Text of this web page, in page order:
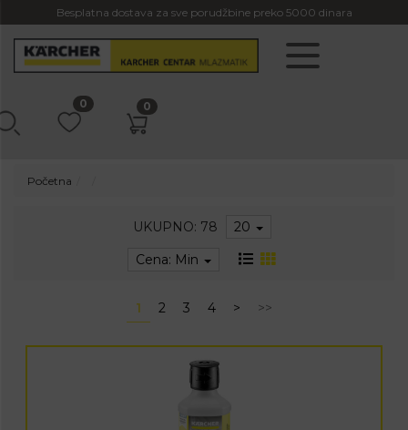
Besplatna dostava za sve porudžbine preko 5000 dinara
0 0
Početna
UKUPNO: 78
20
Cena: Min
1 2 3 4 > >>